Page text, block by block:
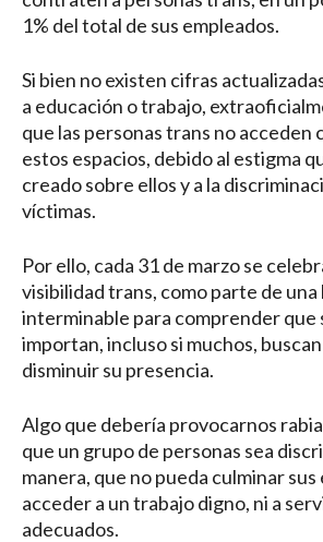
1% del total de sus empleados.
Si bien no existen cifras
a educación o trabajo,
que las personas trans no acceden
estos espacios, debido al estigma
creado sobre ellos y a la
víctimas.
Por ello, cada 31 de marzo se
visibilidad trans, como parte de una
interminable para comprender que
importan, incluso si muchos,
disminuir su presencia.
Algo que debería provocarnos
que un grupo de personas sea
manera, que no pueda culminar
acceder a un trabajo digno, ni a
adecuados.